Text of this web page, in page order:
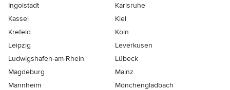
Ingolstadt
Karlsruhe
Kassel
Kiel
Krefeld
Köln
Leipzig
Leverkusen
Ludwigshafen-am-Rhein
Lübeck
Magdeburg
Mainz
Mannheim
Mönchen­gladbach